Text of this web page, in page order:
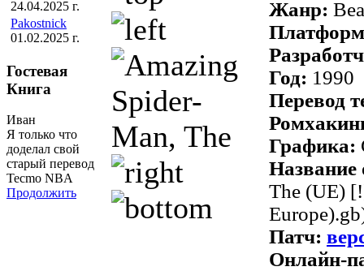
24.04.2025 г.
Pakostnick
01.02.2025 г.
Гостевая
Книга
Иван
Я только что
доделал свой
старый перевод
Tecmo NBA
Продолжить
Жанр:
Год: 1990
Перевод
Графика:
Название
The (UE)
Патч:
Онлайн-